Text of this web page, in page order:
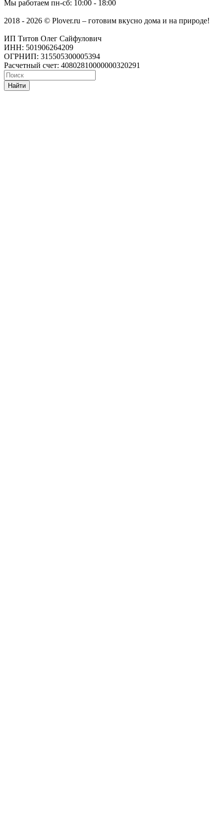
Мы работаем пн-сб: 10:00 - 18:00
2018 - 2026 © Plover.ru – готовим вкусно дома и на природе!
ИП Титов Олег Сайфулович
ИНН: 501906264209
ОГРНИП: 315505300005394
Расчетный счет: 40802810000000320291
Найти